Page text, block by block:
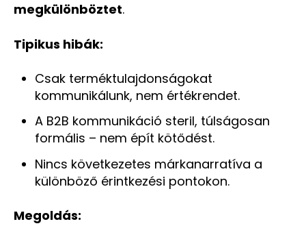
megkülönböztet.
Tipikus hibák:
Csak terméktulajdonságokat
kommunikálunk, nem értékrendet.
A B2B kommunikáció steril, túlságosan
formális – nem épít kötődést.
Nincs következetes márkanarratíva a
különböző érintkezési pontokon.
Megoldás: